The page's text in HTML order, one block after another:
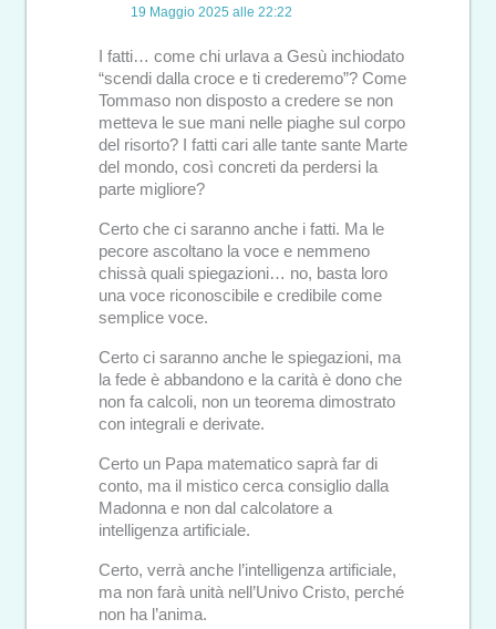
19 Maggio 2025 alle 22:22
I fatti… come chi urlava a Gesù inchiodato
“scendi dalla croce e ti crederemo”? Come
Tommaso non disposto a credere se non
metteva le sue mani nelle piaghe sul corpo
del risorto? I fatti cari alle tante sante Marte
del mondo, così concreti da perdersi la
parte migliore?
Certo che ci saranno anche i fatti. Ma le
pecore ascoltano la voce e nemmeno
chissà quali spiegazioni… no, basta loro
una voce riconoscibile e credibile come
semplice voce.
Certo ci saranno anche le spiegazioni, ma
la fede è abbandono e la carità è dono che
non fa calcoli, non un teorema dimostrato
con integrali e derivate.
Certo un Papa matematico saprà far di
conto, ma il mistico cerca consiglio dalla
Madonna e non dal calcolatore a
intelligenza artificiale.
Certo, verrà anche l’intelligenza artificiale,
ma non farà unità nell’Univo Cristo, perché
non ha l’anima.